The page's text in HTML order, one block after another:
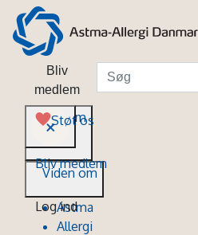
Bliv
medlem
Støt os
Bliv medlem
Log ind
Viden om
Viden om
Astma
Allergi